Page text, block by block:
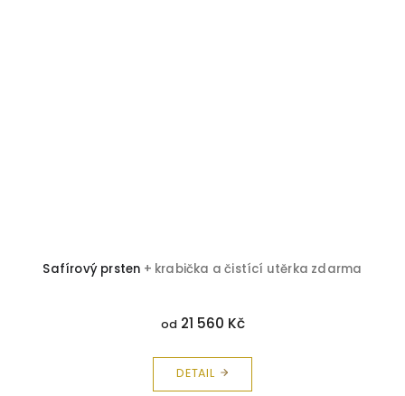
Safírový prsten + krabička a čistící utěrka zdarma
od21 560 Kč
DETAIL